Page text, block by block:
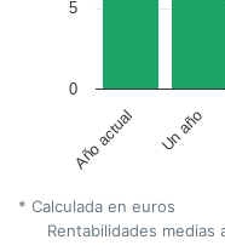
Año actual Un año
0
5
* Calculada en euros
Rentabilidades